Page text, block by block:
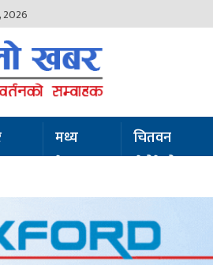
2026
मध्य
नेपाल
चितवन
सेरोफेरो